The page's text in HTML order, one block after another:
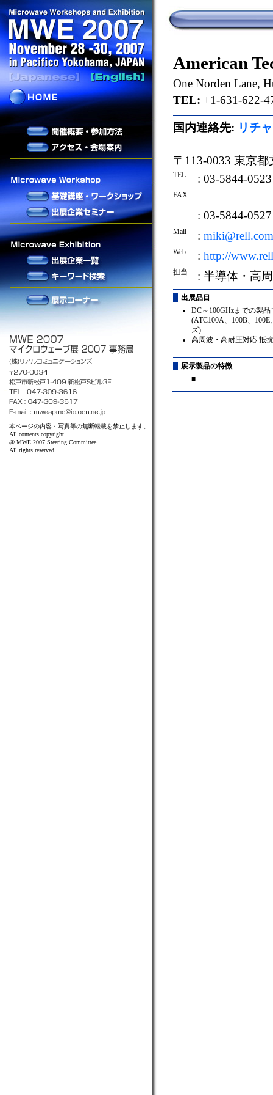
本ページの内容・写真等の無断転載を禁止します。
All contents copyright
@ MWE 2007 Steering Committee.
All rights reserved.
American
One Norden Lane,
TEL: +1-631-622-
国内連絡先: リチ
〒113-0033 東京
TEL : 03-5844-0523
FAX
: 03-5844-0527
Mail : miki@rell.com
Web : http://
担当 : 半導体・高
出展品目
DC～100GHzまでの製
(ATC100A、100B、
ズ)
高周波・高耐圧対応 抵
展示製品の特徴
■